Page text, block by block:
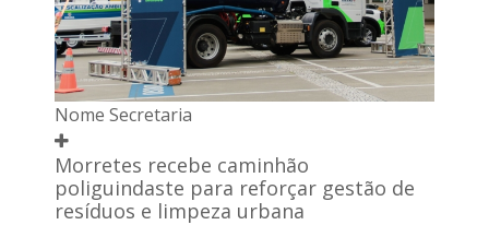
Nome Secretaria
Morretes recebe caminhão
poliguindaste para reforçar gestão de
resíduos e limpeza urbana